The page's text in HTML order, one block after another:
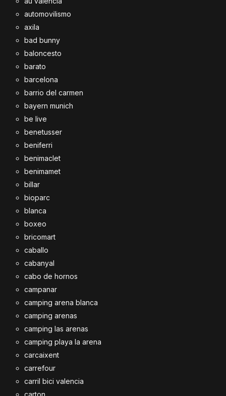
automovilismo
axila
bad bunny
baloncesto
barato
barcelona
barrio del carmen
bayern munich
be live
benetusser
beniferri
benimaclet
benimamet
billar
bioparc
blanca
boxeo
bricomart
caballo
cabanyal
cabo de hornos
campanar
camping arena blanca
camping arenas
camping las arenas
camping playa la arena
carcaixent
carrefour
carril bici valencia
carton